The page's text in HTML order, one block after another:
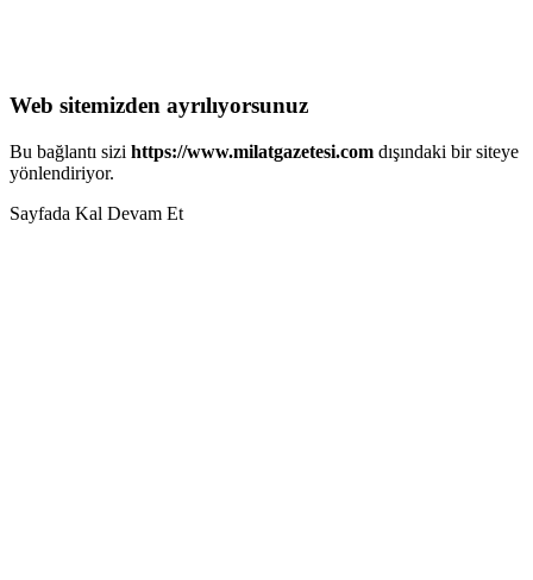
Web sitemizden ayrılıyorsunuz
Bu bağlantı sizi https://www.milatgazetesi.com dışındaki bir siteye
yönlendiriyor.
Sayfada Kal Devam Et